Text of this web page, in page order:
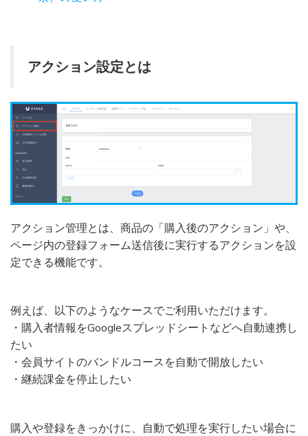
アクション設定とは
アクション管理とは、商品の「購入後のアクション」や、
ページ内の登録フォーム送信後に実行するアクションを設
定できる機能です。
例えば、以下のようなケースでご利用いただけます。
・購入者情報をGoogleスプレッドシートなどへ自動連携し
たい
・会員サイトのバンドルコースを自動で開放したい
・継続課金を停止したい
購入や登録をきっかけに、自動で処理を実行したい場合に